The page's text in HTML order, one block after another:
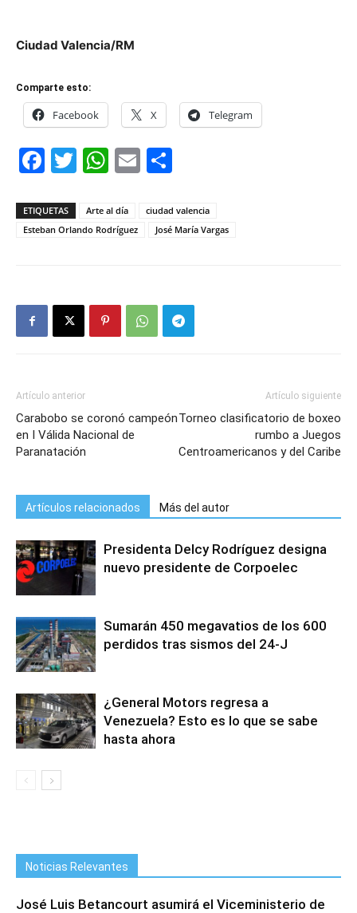
Ciudad Valencia/RM
Comparte esto:
Facebook X Telegram
Facebook
Twitter
WhatsApp
Email
ETIQUETAS Arte al día
ciudad valencia
Esteban Orlando Rodríguez
José María Vargas
Artículo anterior
Carabobo se coronó campeón
en I Válida Nacional de
Paranatación
Artículo siguiente
Torneo clasificatorio de boxeo
rumbo a Juegos
Centroamericanos y del Caribe
Artículos relacionados Más del autor
Presidenta Delcy Rodríguez designa
nuevo presidente de Corpoelec
Sumarán 450 megavatios de los 600
perdidos tras sismos del 24-J
¿General Motors regresa a
Venezuela? Esto es lo que se sabe
hasta ahora
Noticias Relevantes
José Luis Betancourt asumirá el Viceministerio de